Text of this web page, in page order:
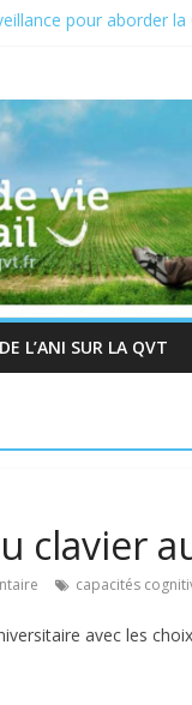
pour aborder la
à la bienveillance
QVT
L’ANI SUR LA QVT
clavier
capacités
avec les